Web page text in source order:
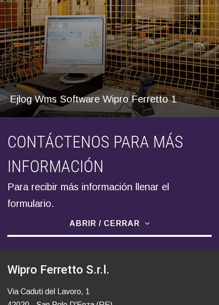
Ferretto 1
CONTÁCTENOS PARA MÁS
INFORMACIÓN
Para recibir más información llenar el
formulario.
ABRIR / CERRAR
Wipro Ferretto S.r.l.
Via Caduti del Lavoro, 1